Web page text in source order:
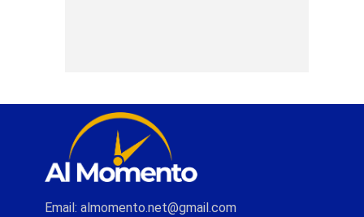
Email: almomento.net@gmail.com